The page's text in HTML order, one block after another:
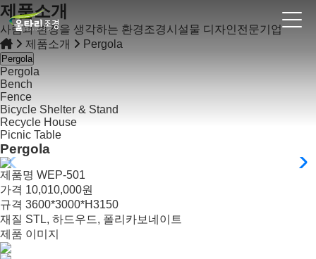
제품소개
사람과 환경을 생각하는 환경조경시설물 디자인전문기업
제품소개
Pergola
Pergola
Pergola
Bench
Fence
Bicycle Shelter & Stand
Recycle House
Picnic Table
Pergola
제품명 WEP-501
가격 10,010,000원
규격 3600*3000*H3150
재질 STL, 하드우드, 폴리카보네이트
제품 이미지